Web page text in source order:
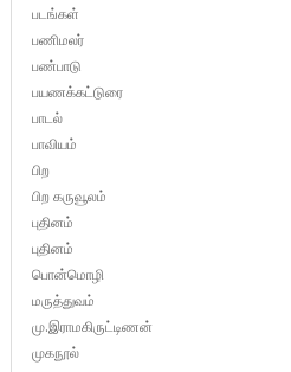
படங்கள்
பணிமலர்
பண்பாடு
பயணக்கட்டுரை
பாடல்
பாவியம்
பிற
பிற கருவூலம்
புதினம்
புதினம்
பொன்மொழி
மருத்துவம்
மு.இராமகிருட்டிணன்
முகநூல்